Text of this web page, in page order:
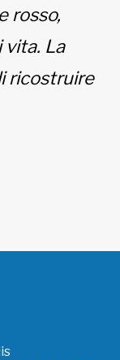
rosso,
vita. La
ricostruire